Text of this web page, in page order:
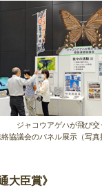
ジャコウアゲハが飛び交
協議会のパネル展示（写真
大臣賞》